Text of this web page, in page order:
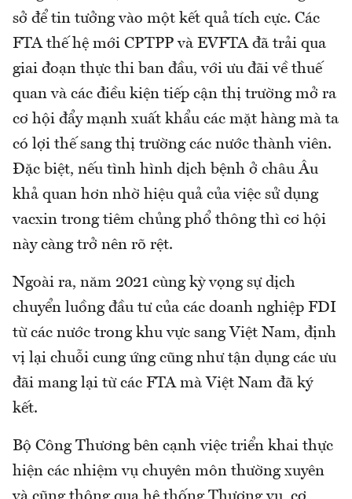
sở để tin tưởng vào một kết quả tích cực. Các
FTA thế hệ mới CPTPP và EVFTA đã trải qua
giai đoạn thực thi ban đầu, với ưu đãi về thuế
quan và các điều kiện tiếp cận thị trường mở ra
cơ hội đẩy mạnh xuất khẩu các mặt hàng mà ta
có lợi thế sang thị trường các nước thành viên.
Đặc biệt, nếu tình hình dịch bệnh ở châu Âu
khả quan hơn nhờ hiệu quả của việc sử dụng
vacxin trong tiêm chủng phổ thông thì cơ hội
này càng trở nên rõ rệt.
Ngoài ra, năm 2021 cùng kỳ vọng sự dịch
chuyển luồng đầu tư của các doanh nghiệp FDI
từ các nước trong khu vực sang Việt Nam, định
vị lại chuỗi cung ứng cũng như tận dụng các ưu
đãi mang lại từ các FTA mà Việt Nam đã ký
kết.
Bộ Công Thương bên cạnh việc triển khai thực
hiện các nhiệm vụ chuyên môn thường xuyên